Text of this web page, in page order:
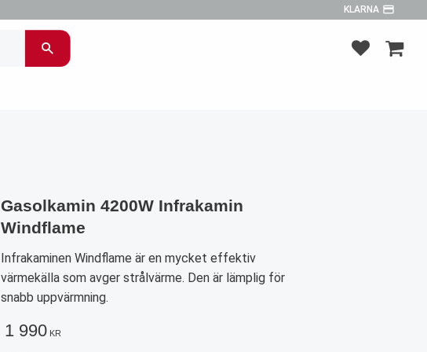
KLARNA payment
FAVORITER
Gasolkamin 4200W Infrakamin
Windflame
Infrakaminen Windflame är en mycket effektiv
värmekälla som avger strålvärme. Den är lämplig för
snabb uppvärmning.
1 990 KR